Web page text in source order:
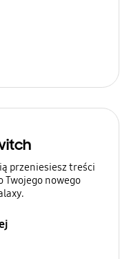
przeniesiesz treści
Twojego nowego